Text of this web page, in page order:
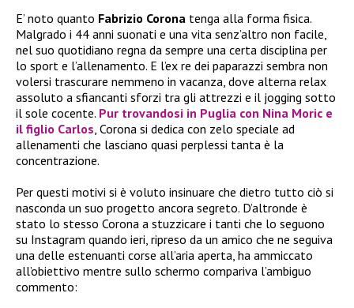
E’ noto quanto Fabrizio Corona tenga alla forma fisica.
Malgrado i 44 anni suonati e una vita senz’altro non facile,
nel suo quotidiano regna da sempre una certa disciplina per
lo sport e l’allenamento. E l’ex re dei paparazzi sembra non
volersi trascurare nemmeno in vacanza, dove alterna relax
assoluto a sfiancanti sforzi tra gli attrezzi e il jogging sotto
il sole cocente. Pur trovandosi in Puglia con Nina Moric e
il figlio Carlos, Corona si dedica con zelo speciale ad
allenamenti che lasciano quasi perplessi tanta è la
concentrazione.
Per questi motivi si è voluto insinuare che dietro tutto ciò si
nasconda un suo progetto ancora segreto. D’altronde è
stato lo stesso Corona a stuzzicare i tanti che lo seguono
su Instagram quando ieri, ripreso da un amico che ne seguiva
una delle estenuanti corse all’aria aperta, ha ammiccato
all’obiettivo mentre sullo schermo compariva l’ambiguo
commento: